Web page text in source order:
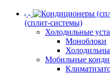
(сплит-системы)
Холодильные
Моноблоки
Мобильные